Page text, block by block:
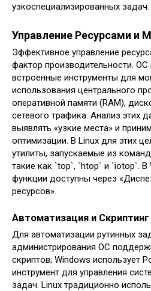
узкоспециализированных задач.
Управление Ресурсами и
Эффективное управление
фактор производительности.
встроенные инструменты для
использования центрального
оперативной памяти (RAM),
сетевого трафика. Анализ этих
выявлять «узкие места» и
оптимизации. В Linux для этих
утилиты, запускаемые из
такие как `top`, `htop` и `iotop`. В
функции доступны через
ресурсов».
Автоматизация и Скриптинг
Для автоматизации рутинных
администрирования ОС
скриптов; Windows использует
инструмент для управления
задач. Linux традиционно